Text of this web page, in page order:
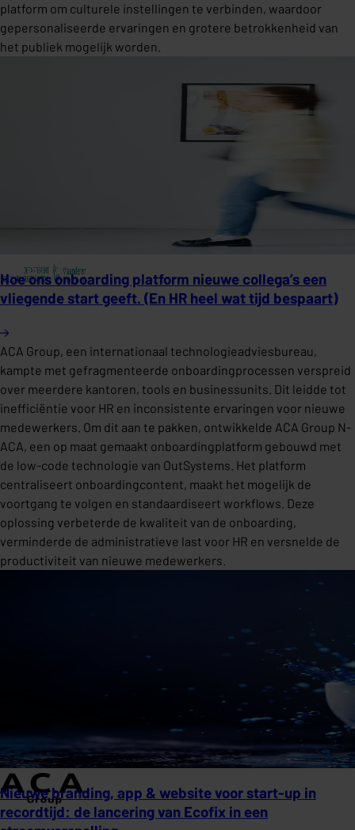
platform om culturele instellingen te verbinden, waardoor
gepersonaliseerde ervaringen en grotere betrokkenheid van
het publiek mogelijk worden.
Hoe ons onboarding platform nieuwe collega’s een
vliegende start geeft. (En HR heel wat tijd bespaart)
ACA Group, een internationaal technologieadviesbureau,
kampte met gefragmenteerde onboardingprocessen verspreid
over meerdere kantoren, tools en businessunits. Dit leidde tot
inefficiëntie voor HR en inconsistente ervaringen voor nieuwe
medewerkers. Om dit aan te pakken, ontwikkelde ACA Group N-
ACA, een op maat gemaakt onboardingplatform gebouwd met
de low-code technologie van OutSystems. Het platform
centraliseert onboardingcontent, maakt het mogelijk de
voortgang te volgen en standaardiseert workflows. Deze
oplossing verbeterde de kwaliteit van de onboarding,
verminderde de administratieve last voor HR en versnelde de
productiviteit van nieuwe medewerkers.
Nieuwe branding, app & website voor start-up in
recordtijd: de lancering van Ecofix in een